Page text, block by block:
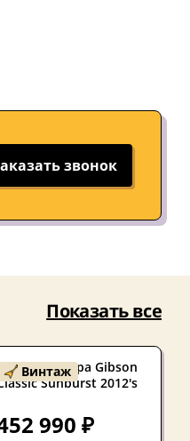
звонок
Показать все
Винтаж
Gibson
Sunburst 2012's
990 ₽